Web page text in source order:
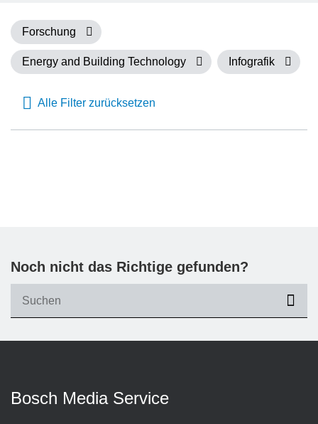
Forschung
Energy and Building Technology Infografik
Alle Filter zurücksetzen
Noch nicht das Richtige gefunden?
Bosch Media Service